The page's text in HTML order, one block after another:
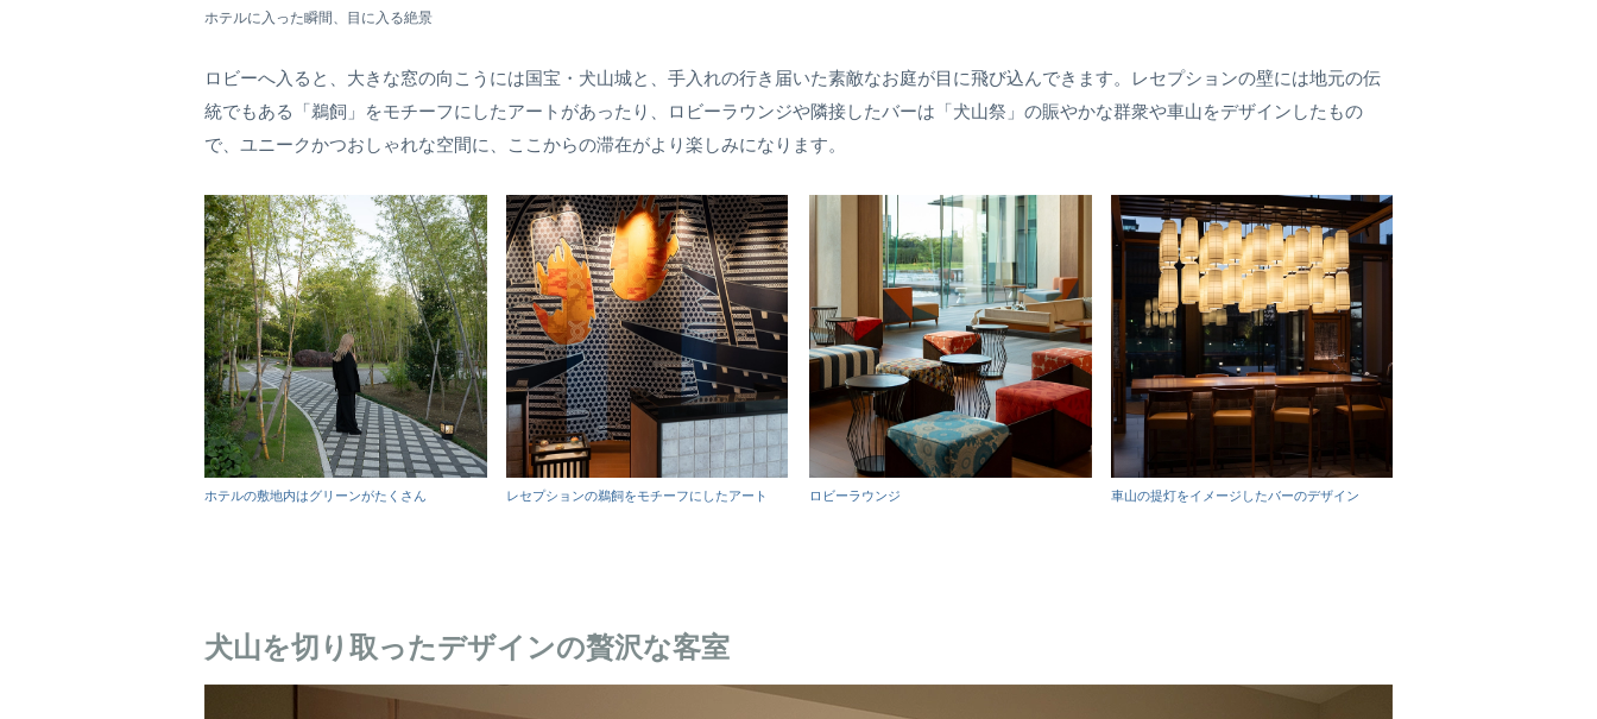
ホテルに入った瞬間、目に入る絶景
ロビーへ入ると、大きな窓の向こうには国宝・犬山城と、手入れの行き届いた素敵なお庭が目に飛び込んできます。レセプションの壁には地元の伝
統でもある「鵜飼」をモチーフにしたアートがあったり、ロビーラウンジや隣接したバーは「犬山祭」の賑やかな群衆や車山をデザインしたもの
で、ユニークかつおしゃれな空間に、ここからの滞在がより楽しみになります。
ホテルの敷地内はグリーンがたくさん レセプションの鵜飼をモチーフにしたアート ロビーラウンジ 車山の提灯をイメージしたバーのデザイン
犬山を切り取ったデザインの贅沢な客室